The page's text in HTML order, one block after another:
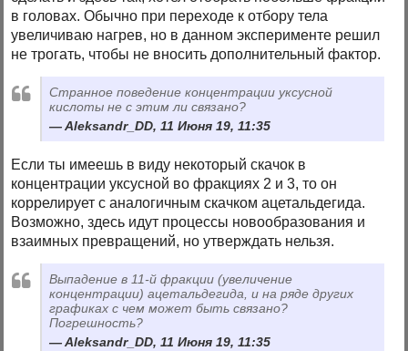
в головах. Обычно при переходе к отбору тела
увеличиваю нагрев, но в данном эксперименте решил
не трогать, чтобы не вносить дополнительный фактор.
Странное поведение концентрации уксусной
кислоты не с этим ли связано?
Aleksandr_DD, 11 Июня 19, 11:35
Если ты имеешь в виду некоторый скачок в
концентрации уксусной во фракциях 2 и 3, то он
коррелирует с аналогичным скачком ацетальдегида.
Возможно, здесь идут процессы новообразования и
взаимных превращений, но утверждать нельзя.
Выпадение в 11-й фракции (увеличение
концентрации) ацетальдегида, и на ряде других
графиках с чем может быть связано?
Погрешность?
Aleksandr_DD, 11 Июня 19, 11:35